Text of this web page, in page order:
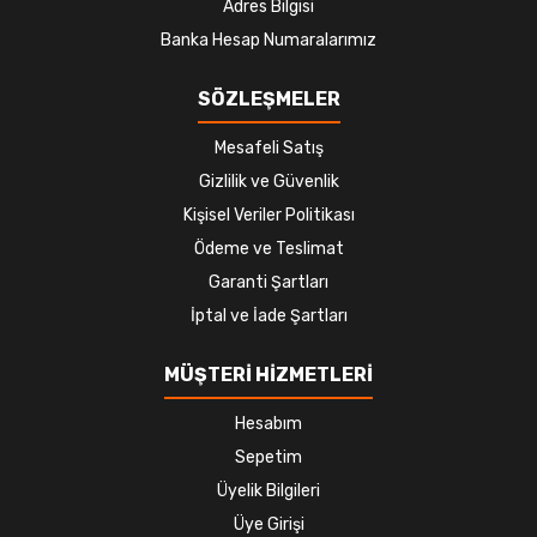
Adres Bilgisi
Banka Hesap Numaralarımız
SÖZLEŞMELER
Mesafeli Satış
Gizlilik ve Güvenlik
Kişisel Veriler Politikası
Ödeme ve Teslimat
Garanti Şartları
İptal ve İade Şartları
MÜŞTERİ HİZMETLERİ
Hesabım
Sepetim
Üyelik Bilgileri
Üye Girişi